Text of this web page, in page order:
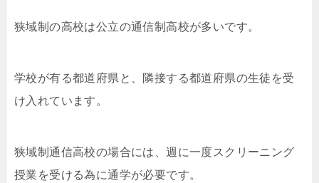
狭域制の高校は公立の通信制高校が多いです。
学校が有る都道府県と、隣接する都道府県の生徒を受
け入れています。
狭域制通信高校の場合には、週に一度スクリーニング
授業を受ける為に通学が必要です。